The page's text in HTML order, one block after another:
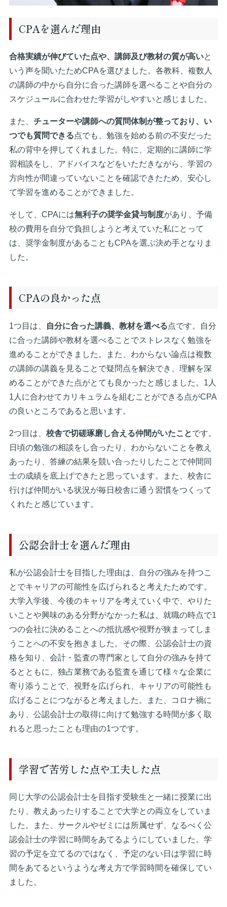
CPAを選んだ理由
合格実績が伸びていた点や、講師及び教材の質が高いと
いう声を聞いたためCPAを選びました。各教科、複数人
の講師の中から自分に合った講師を選べることや自分の
スケジュールに合わせた学習がしやすいと感じました。
また、 チューターや講師への質問体制が整っており、い
つでも質問できる点でも、勉強を始める前の不安だった
私の背中を押してくれました。特に、定期的に講師に学
習相談をし、アドバイスなどをいただきながら、学習の
方向性が間違っていないことを確認できたため、安心し
て学習を進めることができました。
そして、CPAには無利子の奨学金貸与制度があり、予備
校の費用を自分で負担しようと考えていた私にとって
は、奨学金制度があることもCPAを選ぶ決め手となりま
した。
CPAの良かった点
1つ目は、 自分に合った講義、教材を選べる点です。自分
に合った講師や教材を選べることでストレスなく勉強を
進めることができました。また、わからない論点は複数
の講師の講義を見ることで疑問点を解決でき、理解を深
めることができた点がとても良かったと感じました。1人
1人に合わせてカリキュラムを組むことができる点がCPA
の良いところであると思います。
2つ目は、 校舎で切磋琢磨し合える仲間がいたことです。
日頃の勉強の相談をし合ったり、わからないことを教え
あったり、答練の結果を競い合ったりしたことで仲間同
士の成績を底上げできたと思っています。また、校舎に
行けば仲間がいる状況が毎日校舎に通う習慣をつくって
くれたと感じています。
公認会計士を選んだ理由
私が公認会計士を目指した理由は、自分の強みを持つこ
とでキャリアの可能性を広げられると考えたためです。
大学入学後、今後のキャリアを考えていく中で、やりた
いことや興味のある分野がなかった私は、就職の時点で1
つの会社に決めることへの抵抗感や視野が狭まってしま
うことへの不安を抱きました。その際、公認会計士の資
格を知り、会計・監査の専門家として自分の強みを持て
るとともに、独占業務である監査を通じて様々な企業に
寄り添うことで、視野を広げられ、キャリアの可能性も
広げることにつながると考えました。また、コロナ禍に
あり、公認会計士の取得に向けて勉強する時間が多く取
れると思ったことも理由の1つです。
学習で苦労した点や工夫した点
同じ大学の公認会計士を目指す受験生と一緒に授業に出
たり、教えあったりすることで大学との両立をしていま
した。また、サークルやゼミには所属せず、なるべく公
認会計士の学習に時間をあてるようにしていました。学
習の予定を立てるのではなく、予定のない日は学習に時
間をあてるというような考え方で学習時間を確保してい
ました。